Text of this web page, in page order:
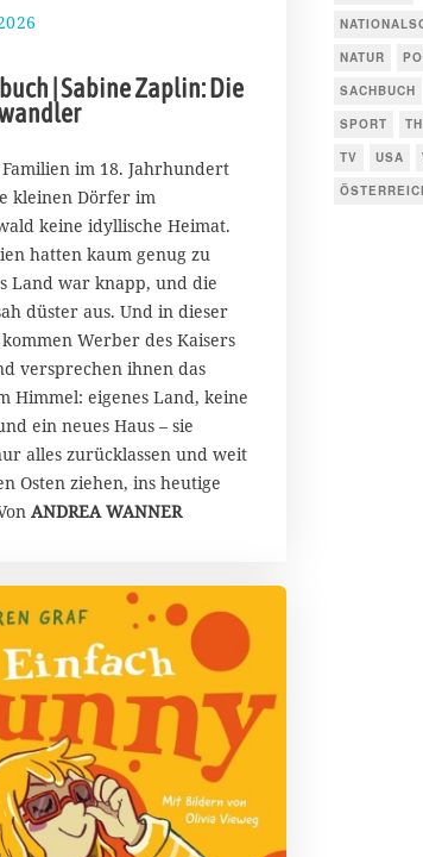
M
ä
z
2
2
6
| Sabine Zaplin: Die
im 18. Jahrhundert
kleinen Dörfer im
keine idyllische Heimat.
hatten kaum genug zu
Land war knapp, und die
düster aus. Und in dieser
Werber des Kaisers
versprechen ihnen das
Himmel: eigenes Land, keine
ein neues Haus – sie
alles zurücklassen und weit
Osten ziehen, ins heutige
ANDREA WANNER
NATUR
SACHBUCH
SPORT
TV
USA